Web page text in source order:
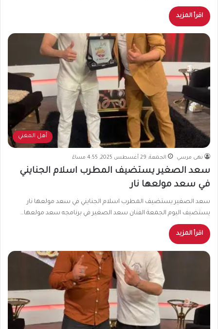
اقرأ المزيد
أهل المغني
نهى مرسي الجمعة, 29 أغسطس 2025, 4:55 مساءً
سعد الصغير يستضيف المطرب اسلام الجنايني
في سعد مولعها نار
سعد الصغير يستضيف المطرب اسلام الجنايني في سعد مولعها نار
يستضيف اليوم الجمعة الفنان سعد الصغير في برنامجه سعد مولعها…
اقرأ المزيد